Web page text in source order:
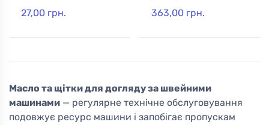
27,00 грн. 363,00 грн.
Масло та щітки для догляду за швейними
машинами — регулярне технічне обслуговування
подовжує ресурс машини і запобігає пропускам